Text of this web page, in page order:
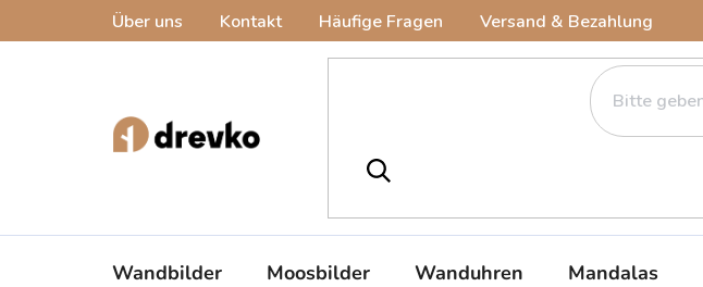
Über uns Kontakt Häufige Fragen Versand & Bezahlung
Wandbilder Moosbilder Wanduhren Mandalas